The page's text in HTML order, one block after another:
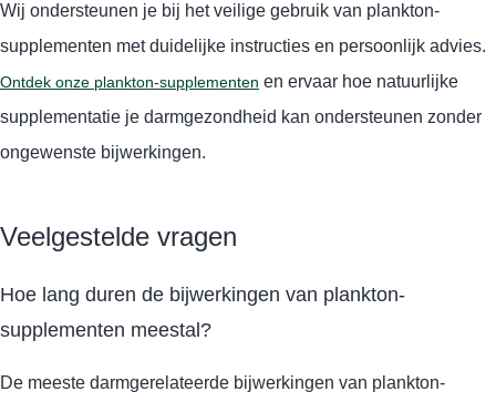
Wij ondersteunen je bij het veilige gebruik van plankton-
supplementen met duidelijke instructies en persoonlijk advies.
Ontdek onze plankton-supplementen en ervaar hoe natuurlijke
supplementatie je darmgezondheid kan ondersteunen zonder
ongewenste bijwerkingen.
Veelgestelde vragen
Hoe lang duren de bijwerkingen van plankton-
supplementen meestal?
De meeste darmgerelateerde bijwerkingen van plankton-